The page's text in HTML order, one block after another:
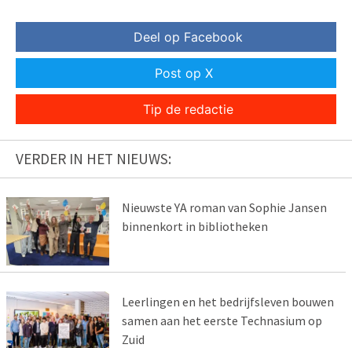
Deel op Facebook
Post op X
Tip de redactie
VERDER IN HET NIEUWS:
Nieuwste YA roman van Sophie Jansen
binnenkort in bibliotheken
Leerlingen en het bedrijfsleven bouwen
samen aan het eerste Technasium op
Zuid